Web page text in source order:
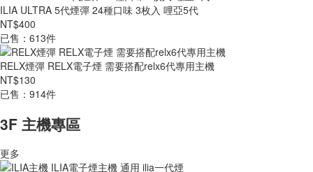
ILIA ULTRA 5代煙彈 24種口味 3枚入 哩亞5代
NT$400
已售：613件
RELX煙彈 RELX電子煙 需要搭配relx6代專用主機
NT$130
已售：914件
3F 主機專區
更多